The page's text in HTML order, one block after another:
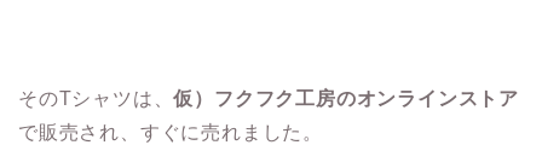
そのTシャツは、仮）フクフク工房のオンラインストア
で販売され、すぐに売れました。